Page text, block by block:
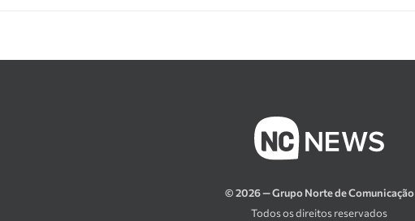
© 2026 — Grupo Norte de Comunicação
Todos os direitos reservados